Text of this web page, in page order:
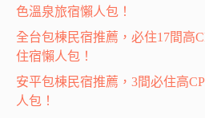
色溫泉旅宿懶人包！
全台包棟民宿推薦，必住17間高
住宿懶人包！
安平包棟民宿推薦，3間必住高
人包！